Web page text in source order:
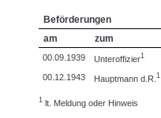
Beförderungen
am
zum
00.09.1939 Unteroffizier1
00.12.1943 Hauptmann d.R.1
1 lt. Meldung oder Hinweis